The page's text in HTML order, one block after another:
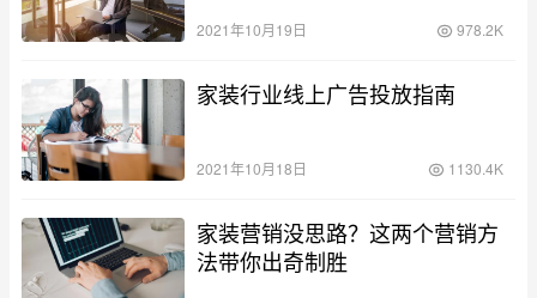
2021年10月19日 978.2K
家装行业线上广告投放指南
2021年10月18日 1130.4K
家装营销没思路？这两个营销方
法带你出奇制胜